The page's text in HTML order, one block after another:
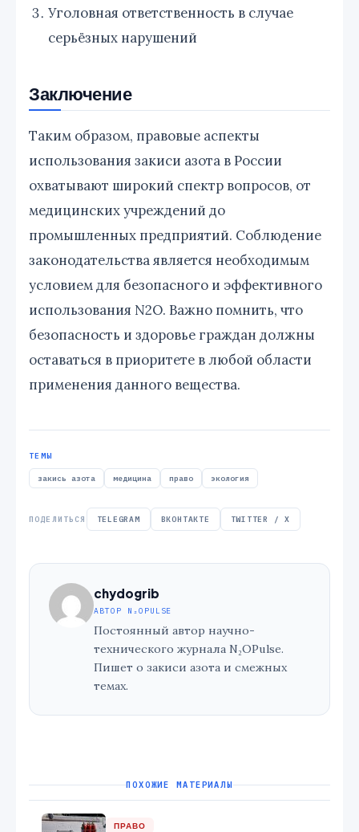
Уголовная ответственность в случае
серьёзных нарушений
Заключение
Таким образом, правовые аспекты
использования закиси азота в России
охватывают широкий спектр вопросов, от
медицинских учреждений до
промышленных предприятий. Соблюдение
законодательства является необходимым
условием для безопасного и эффективного
использования N2O. Важно помнить, что
безопасность и здоровье граждан должны
оставаться в приоритете в любой области
применения данного вещества.
ТЕМЫ
закись азота медицина право экология
ПОДЕЛИТЬСЯ TELEGRAM ВКОНТАКТЕ TWITTER / X
chydogrib
АВТОР N₂OPULSE
Постоянный автор научно-
технического журнала N₂OPulse.
Пишет о закиси азота и смежных
темах.
ПОХОЖИЕ МАТЕРИАЛЫ
ПРАВО